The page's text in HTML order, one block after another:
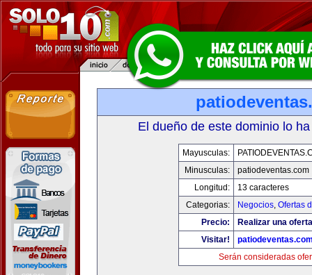
El dueño de este dominio lo
Mayusculas:
Minusculas:
patiodeventas.com
Longitud:
13 caracteres
Categorias:
Negocios, Ofertas
Precio:
Realizar una
Visitar!
Serán consideradas